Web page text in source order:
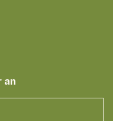
an